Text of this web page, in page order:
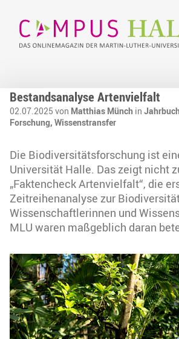
Bestandsanalyse Artenvielfalt
02.07.2025 von Matthias Münch in
Forschung, Wissenstransfer
Die Biodiversitätsforschung ist
Universität Halle. Das zeigt nicht
„Faktencheck Artenvielfalt“, die
Zeitreihenanalyse zur
Wissenschaftlerinnen und
MLU waren maßgeblich daran